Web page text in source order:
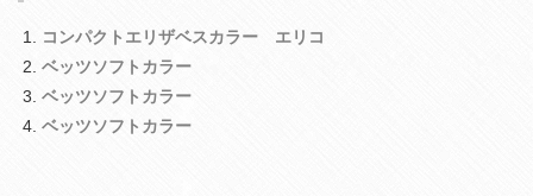
コンパクトエリザベスカラー エリコ
ベッツソフトカラー
ベッツソフトカラー
ベッツソフトカラー